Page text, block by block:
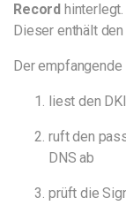
Record hinterlegt.
Dieser enthält den
Der
liest den
ruft den
DNS ab
prüft die